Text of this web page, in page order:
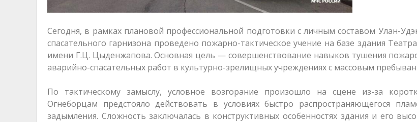
Сегодня, в рамках плановой профессиональной подготовки с личным составом Улан-
спасательного гарнизона проведено пожарно-тактическое учение на базе здания
имени Г.Ц. Цыденжапова. Основная цель — совершенствование навыков тушения
аварийно-спасательных работ в культурно-зрелищных учреждениях с массовым
По тактическому замыслу, условное возгорание произошло на сцене из-за
Огнеборцам предстояло действовать в условиях быстро распространяющегося
задымления. Сложность заключалась в конструктивных особенностях здания и его